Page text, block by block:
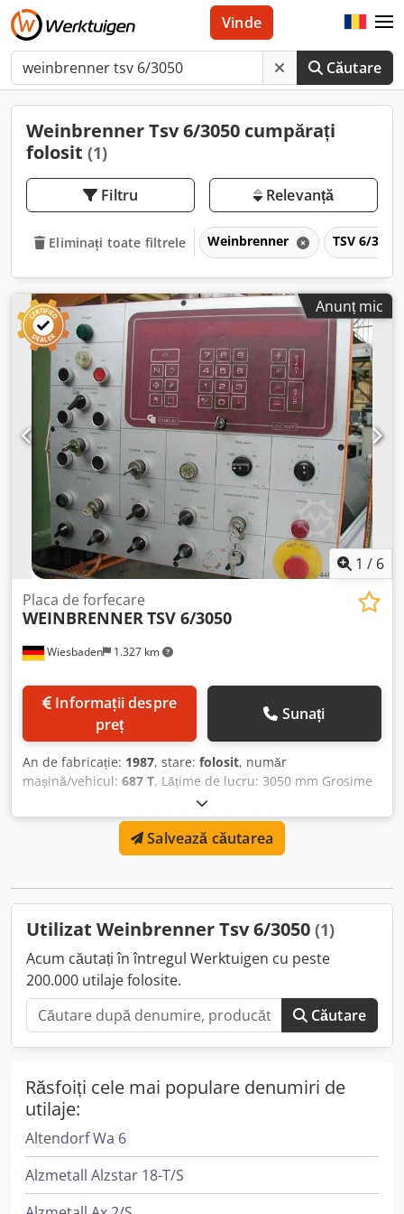
Căutare
Vinde
Weinbrenner Tsv 6/3050 cumpărați
folosit (1)
Filtru Relevanță
Eliminați toate filtrele Weinbrenner TSV 6/3050
Anunț mic
1 / 6
Wiesbaden 1.327 km
Placa de forfecare
WEINBRENNERTSV 6/3050
preț
Sunați
An de fabricație: 1987, stare: folosit, număr
mașină/vehicul: 687 T, Lățime de lucru: 3050 mm Grosime
tablă: 6 mm Adâncime gât: 200 mm Opritor posterior: 1000
mm Putere de acționare: 15 kW Dimensiuni de gabarit:
4100 x 2300 x 2100 mm Crsdpfxsb N Erbj Aphof Greutate:
Salvează căutarea
Utilizat Weinbrenner Tsv 6/3050 (1)
Acum căutați în întregul Werktuigen cu peste
200.000 utilaje folosite.
Căutare
Răsfoiți cele mai populare denumiri de
utilaje:
Altendorf Wa 6
Alzmetall Alzstar 18-T/S